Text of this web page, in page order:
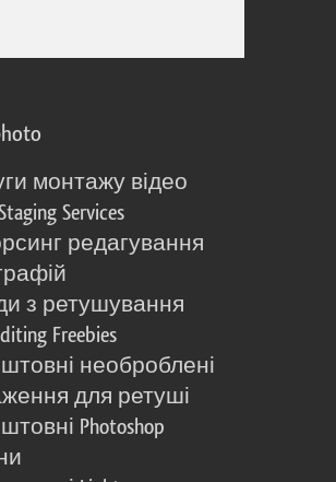
монтажу відео
Services
редагування
з ретушування
Freebies
необроблені
для ретуші
Photoshop